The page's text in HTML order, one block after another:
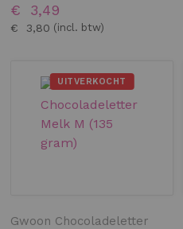
€ 3,80
€ 3,49
UITVERKOCHT
Gwoon Chocoladeletter